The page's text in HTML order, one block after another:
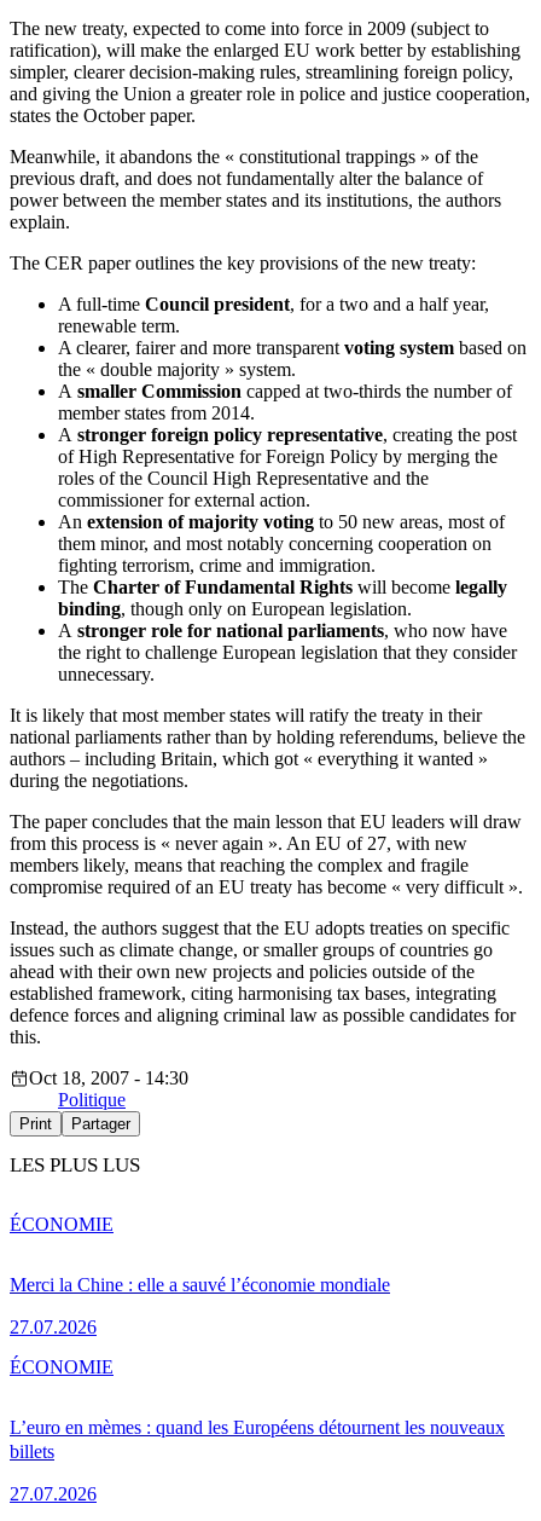
The new treaty, expected to come into force in 2009 (subject to
ratification), will make the enlarged EU work better by establishing
simpler, clearer decision-making rules, streamlining foreign policy,
and giving the Union a greater role in police and justice cooperation,
states the October paper.
Meanwhile, it abandons the « constitutional trappings » of the
previous draft, and does not fundamentally alter the balance of
power between the member states and its institutions, the authors
explain.
The CER paper outlines the key provisions of the new treaty:
A full-time Council president, for a two and a half year,
renewable term.
A clearer, fairer and more transparent voting system based on
the « double majority » system.
A smaller Commission capped at two-thirds the number of
member states from 2014.
A stronger foreign policy representative, creating the post
of High Representative for Foreign Policy by merging the
roles of the Council High Representative and the
commissioner for external action.
An extension of majority voting to 50 new areas, most of
them minor, and most notably concerning cooperation on
fighting terrorism, crime and immigration.
The Charter of Fundamental Rights will become legally
binding, though only on European legislation.
A stronger role for national parliaments, who now have
the right to challenge European legislation that they consider
unnecessary.
It is likely that most member states will ratify the treaty in their
national parliaments rather than by holding referendums, believe the
authors – including Britain, which got « everything it wanted »
during the negotiations.
The paper concludes that the main lesson that EU leaders will draw
from this process is « never again ». An EU of 27, with new
members likely, means that reaching the complex and fragile
compromise required of an EU treaty has become « very difficult ».
Instead, the authors suggest that the EU adopts treaties on specific
issues such as climate change, or smaller groups of countries go
ahead with their own new projects and policies outside of the
established framework, citing harmonising tax bases, integrating
defence forces and aligning criminal law as possible candidates for
this.
Oct 18, 2007 - 14:30
Politique
Print Partager
LES PLUS LUS
Merci la Chine : elle a sauvé l’économie mondiale
27.07.2026
ÉCONOMIE
L’euro en mèmes : quand les Européens détournent les nouveaux
billets
27.07.2026
ÉCONOMIE